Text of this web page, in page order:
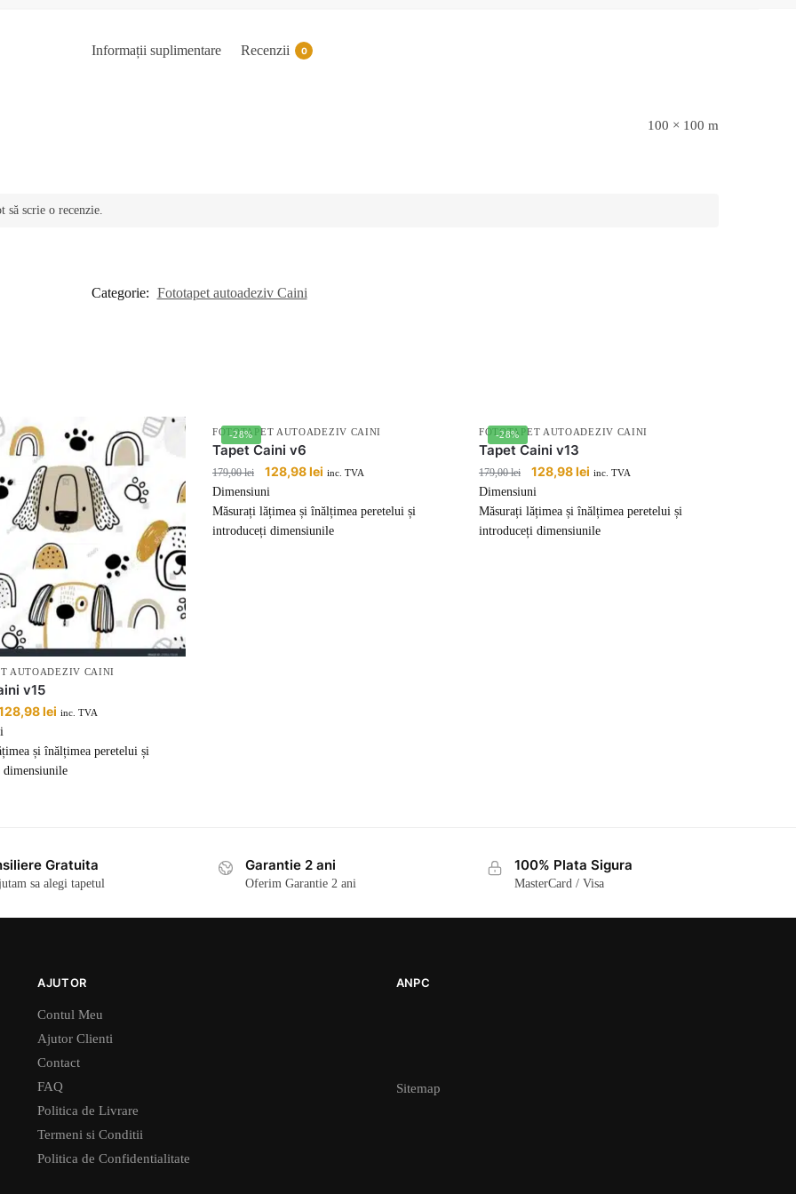
Informații suplimentare Recenzii 0
100 × 100 m
scrie o recenzie.
Categorie: Fototapet autoadeziv Caini
AUTOADEZIV CAINI
v15
lei Prețul
este:
128,98 lei.
inc. TVA
și înălțimea peretelui și
-28%
FOTOTAPET AUTOADEZIV CAINI
Tapet Caini v6
179,00lei
Prețul
inițial
a
fost:
128,98leiPrețul
este:
128,98 lei.
inc. TVA
Dimensiuni
Măsurați lățimea și înălțimea peretelui și
introduceți dimensiunile
-28%
FOTOTAPET AUTOADEZIV CAINI
Tapet Caini v13
179,00lei
Prețul
inițial
a
fost:
128,98leiPrețul
este:
128,98 lei.
inc. TVA
Dimensiuni
Măsurați lățimea și înălțimea peretelui și
introduceți dimensiunile
Gratuita
sa alegi tapetul
Garantie 2 ani
Oferim Garantie 2 ani
100% Plata Sigura
MasterCard / Visa
AJUTOR
Contul Meu
Ajutor Clienti
Contact
FAQ
Politica de Livrare
Termeni si Conditii
Politica de Confidentialitate
ANPC
Sitemap